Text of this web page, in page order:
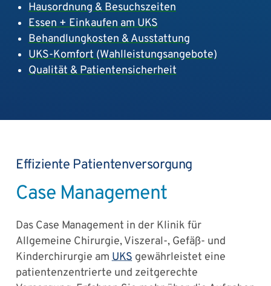
Hausordnung & Besuchszeiten
Essen + Einkaufen am UKS
Behandlungkosten & Ausstattung
UKS-Komfort (Wahlleistungsangebote)
Qualität & Patientensicherheit
Effiziente Patientenversorgung
Case Management
Das Case Management in der Klinik für
Allgemeine Chirurgie, Viszeral-, Gefäß- und
Kinderchirurgie am UKS gewährleistet eine
patientenzentrierte und zeitgerechte